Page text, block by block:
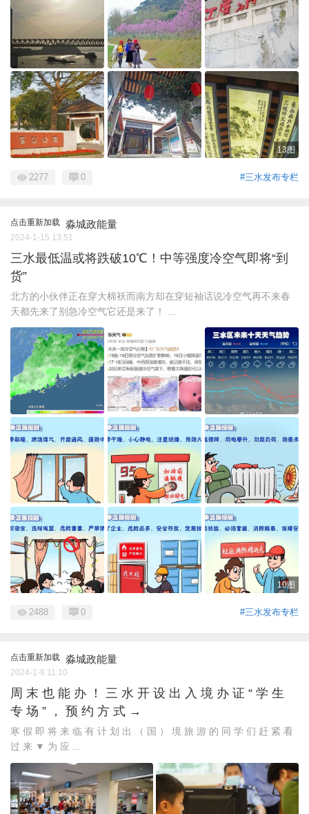
13图
#三水发布专栏
2277 0
点击重新加载 淼城政能量
2024-1-15 13:51
三水最低温或将跌破10℃！中等强度冷空气即将“到
货”
北方的小伙伴正在穿大棉袄而南方却在穿短袖话说冷空气再不来春
天都先来了别急冷空气它还是来了！ ...
10图
#三水发布专栏
2488 0
点击重新加载 淼城政能量
2024-1-8 11:10
周 末 也 能 办 ！ 三 水 开 设 出 入 境 办 证 “ 学 生
专 场 ” ， 预 约 方 式 →
寒 假 即 将 来 临 有 计 划 出 （ 国 ） 境 旅 游 的 同 学 们 赶 紧 看
过 来 ▼ 为 应 ...